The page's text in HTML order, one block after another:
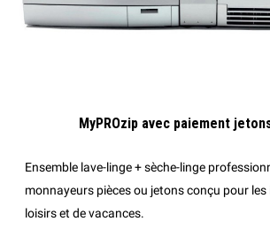
MyPROzip avec paiement
Ensemble lave-linge + sèche-linge
monnayeurs pièces ou jetons conçu pour
loisirs et de vacances.